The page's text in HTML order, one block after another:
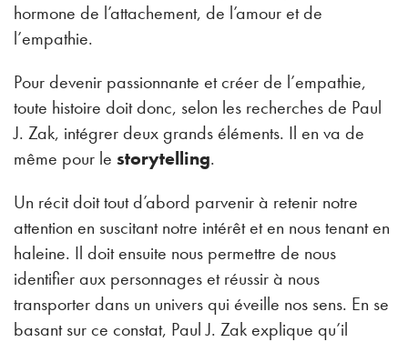
hormone de l’attachement, de l’amour et de
l’empathie.
Pour devenir passionnante et créer de l’empathie,
toute histoire doit donc, selon les recherches de Paul
J. Zak, intégrer deux grands éléments. Il en va de
même pour le storytelling.
Un récit doit tout d’abord parvenir à retenir notre
attention en suscitant notre intérêt et en nous tenant en
haleine. Il doit ensuite nous permettre de nous
identifier aux personnages et réussir à nous
transporter dans un univers qui éveille nos sens. En se
basant sur ce constat, Paul J. Zak explique qu’il